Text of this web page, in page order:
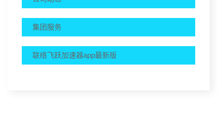
集团服务
联络飞跃加速器app最新版